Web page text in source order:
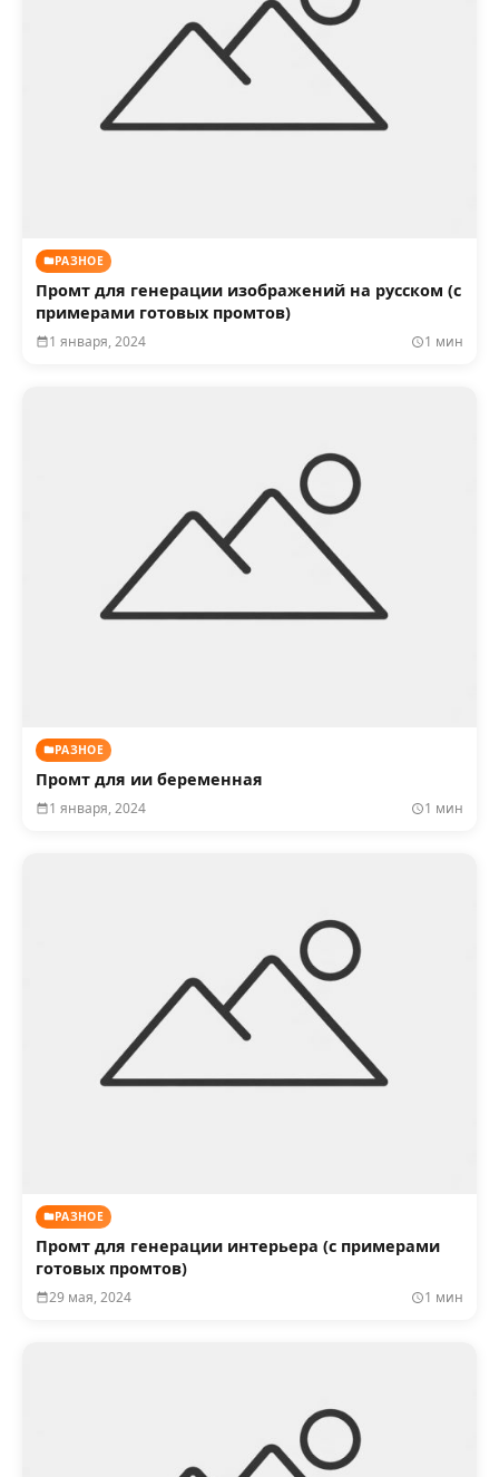
РАЗНОЕ
Промт для генерации изображений на русском (с
примерами готовых промтов)
1 января, 2024 1 мин
РАЗНОЕ
Промт для ии беременная
1 января, 2024 1 мин
РАЗНОЕ
Промт для генерации интерьера (с примерами
готовых промтов)
29 мая, 2024 1 мин